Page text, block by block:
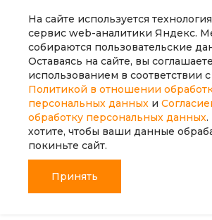
На сайте используется
сервис web-аналитики Яндекс.
собираются пользовательские
Оставаясь на сайте, вы
использованием в соответствии
Политикой в отношении
персональных данных и
обработку персональных данных.
хотите, чтобы ваши данные
покиньте сайт.
Принять
г. Челябинск, ул.Свободы,
© 2026 Universe, Все права